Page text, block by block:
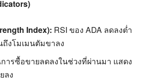
Index): RSI ของ ADA ลดลงต่ำ
งโมเมนตัมขาลง
ารซื้อขายลดลงในช่วงที่ผ่านมา แสดง
ลง